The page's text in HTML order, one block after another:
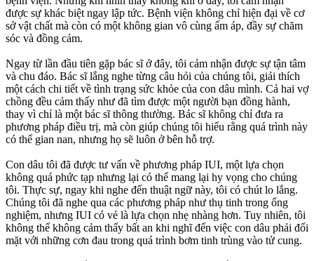
được sự khác biệt ngay lập tức. Bệnh viện không chỉ hiện đại về cơ
sở vật chất mà còn có một không gian vô cùng ấm áp, đầy sự chăm
sóc và đồng cảm.
Ngay từ lần đầu tiên gặp bác sĩ ở đây, tôi cảm nhận được sự tận tâm
và chu đáo. Bác sĩ lắng nghe từng câu hỏi của chúng tôi, giải thích
một cách chi tiết về tình trạng sức khỏe của con dâu mình. Cả hai vợ
chồng đều cảm thấy như đã tìm được một người bạn đồng hành,
thay vì chỉ là một bác sĩ thông thường. Bác sĩ không chỉ đưa ra
phương pháp điều trị, mà còn giúp chúng tôi hiểu rằng quá trình này
có thể gian nan, nhưng họ sẽ luôn ở bên hỗ trợ.
Con dâu tôi đã được tư vấn về phương pháp IUI, một lựa chọn
không quá phức tạp nhưng lại có thể mang lại hy vọng cho chúng
tôi. Thực sự, ngay khi nghe đến thuật ngữ này, tôi có chút lo lắng.
Chúng tôi đã nghe qua các phương pháp như thụ tinh trong ống
nghiệm, nhưng IUI có vẻ là lựa chọn nhẹ nhàng hơn. Tuy nhiên, tôi
không thể không cảm thấy bất an khi nghĩ đến việc con dâu phải đối
mặt với những cơn đau trong quá trình bơm tinh trùng vào tử cung.